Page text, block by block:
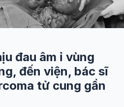
đau âm ỉ vùng
đến viện, bác sĩ
tử cung gần